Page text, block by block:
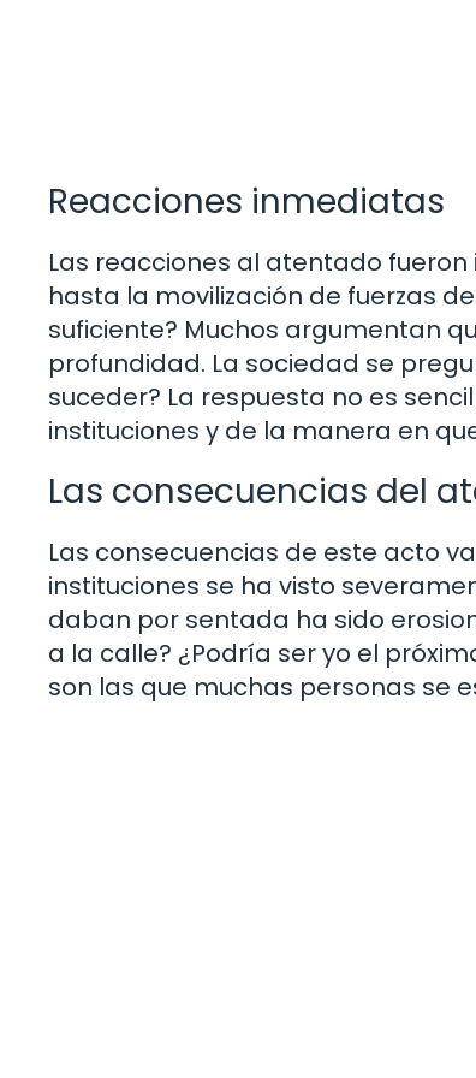
Reacciones inmediatas
Las reacciones al atentado
hasta la movilización de fuerzas
suficiente? Muchos argumentan
profundidad. La sociedad se
suceder? La respuesta no es
instituciones y de la manera en
Las consecuencias del
Las consecuencias de este acto
instituciones se ha visto
daban por sentada ha sido
a la calle? ¿Podría ser yo el
son las que muchas personas se